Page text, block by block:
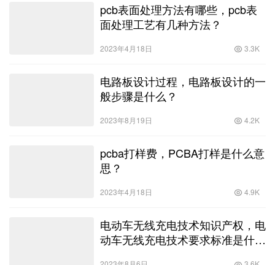
pcb表面处理方法有哪些，pcb表
面处理工艺有几种方法？
2023年4月18日 3.3K
电路板设计过程，电路板设计的一
般步骤是什么？
2023年8月19日 4.2K
pcba打样费，PCBA打样是什么意
思？
2023年4月18日 4.9K
电动车无线充电技术知识产权，电
动车无线充电技术要求标准是什